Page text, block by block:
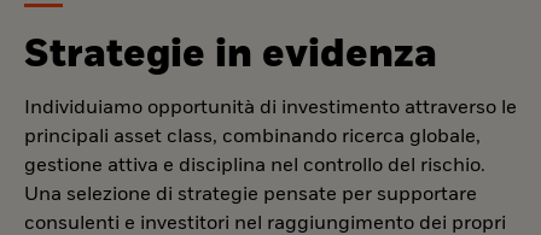
Strategie in evidenza
Individuiamo opportunità di investimento attraverso le
principali asset class, combinando ricerca globale,
gestione attiva e disciplina nel controllo del rischio.
Una selezione di strategie pensate per supportare
consulenti e investitori nel raggiungimento dei propri